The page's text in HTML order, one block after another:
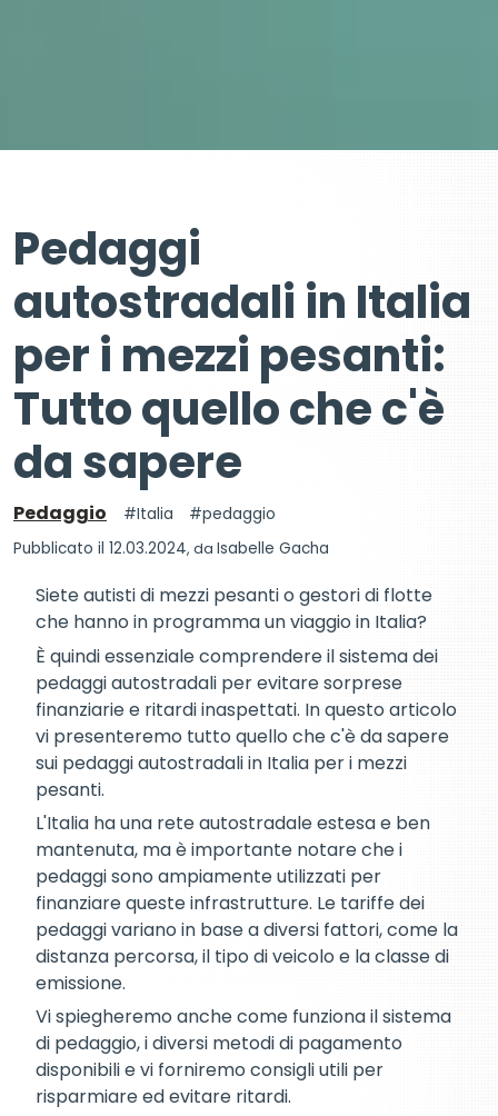
Pedaggi
autostradali in Italia
per i mezzi pesanti:
Tutto quello che c'è
da sapere
Pedaggio Italia
pedaggio
Pubblicato il 12.03.2024, da Isabelle Gacha
Siete autisti di mezzi pesanti o gestori di flotte
che hanno in programma un viaggio in Italia?
È quindi essenziale comprendere il sistema dei
pedaggi autostradali per evitare sorprese
finanziarie e ritardi inaspettati. In questo articolo
vi presenteremo tutto quello che c'è da sapere
sui pedaggi autostradali in Italia per i mezzi
pesanti.
L'Italia ha una rete autostradale estesa e ben
mantenuta, ma è importante notare che i
pedaggi sono ampiamente utilizzati per
finanziare queste infrastrutture. Le tariffe dei
pedaggi variano in base a diversi fattori, come la
distanza percorsa, il tipo di veicolo e la classe di
emissione.
Vi spiegheremo anche come funziona il sistema
di pedaggio, i diversi metodi di pagamento
disponibili e vi forniremo consigli utili per
risparmiare ed evitare ritardi.